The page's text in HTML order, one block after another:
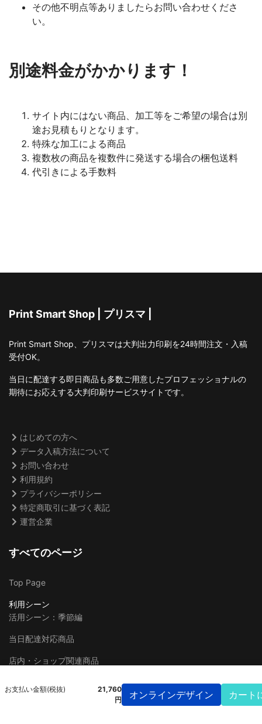
その他不明点等ありましたらお問い合わせくださ
い。
別途料金がかかります！
サイト内にはない商品、加工等をご希望の場合は別
途お見積もりとなります。
特殊な加工による商品
複数枚の商品を複数件に発送する場合の梱包送料
代引きによる手数料
Print Smart Shop | プリスマ |
Print Smart Shop、プリスマは大判出力印刷を24時間注文・入稿
受付OK。
当日に配達する即日商品も多数ご用意したプロフェッショナルの
期待にお応えする大判印刷サービスサイトです。
はじめての方へ
データ入稿方法について
お問い合わせ
利用規約
プライバシーポリシー
特定商取引に基づく表記
運営企業
すべてのページ
Top Page
利用シーン
活用シーン：季節編
当日配達対応商品
店内・ショップ関連商品
お支払い金額(税抜)
21,760
円
カート